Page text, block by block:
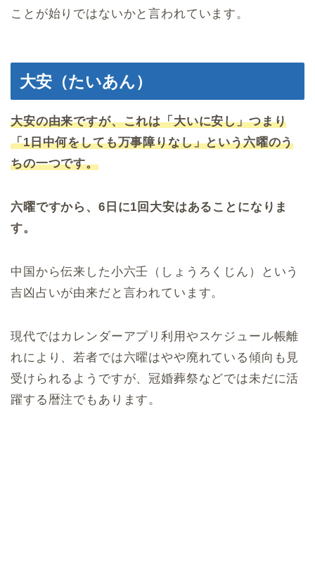
ことが始りではないかと言われています。
大安（たいあん）
大安の由来ですが、これは「大いに安し」つまり
「1日中何をしても万事障りなし」という六曜のう
ちの一つです。
六曜ですから、6日に1回大安はあることになりま
す。
中国から伝来した小六壬（しょうろくじん）という
吉凶占いが由来だと言われています。
現代ではカレンダーアプリ利用やスケジュール帳離
れにより、若者では六曜はやや廃れている傾向も見
受けられるようですが、冠婚葬祭などでは未だに活
躍する暦注でもあります。